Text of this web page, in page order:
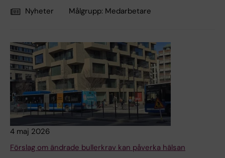
Nyheter
Målgrupp: Medarbetare
4 maj 2026
Förslag om ändrade bullerkrav kan påverka hälsan